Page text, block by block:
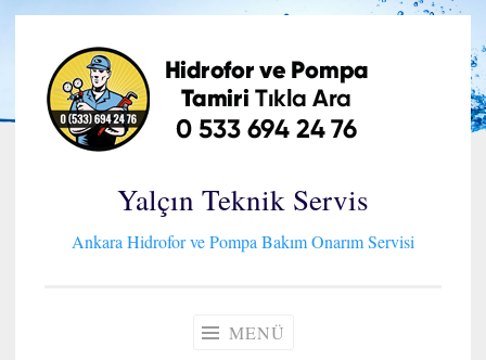
İçeriğe
geç
Yalçın Teknik Servis
Ankara Hidrofor ve Pompa Bakım Onarım Servisi
MENÜ